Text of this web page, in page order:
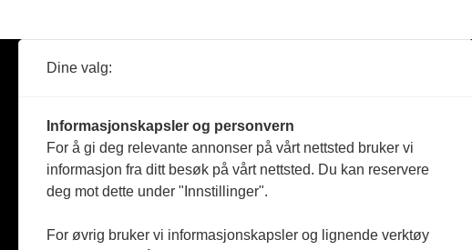
Reportasje
Produkter
Jobbmarked
Dine valg:
Informasjonskapsler og personvern
For å gi deg relevante annonser på vårt nettsted bruker vi
informasjon fra ditt besøk på vårt nettsted. Du kan reservere
deg mot dette under "Innstillinger".
For øvrig bruker vi informasjonskapsler og lignende verktøy